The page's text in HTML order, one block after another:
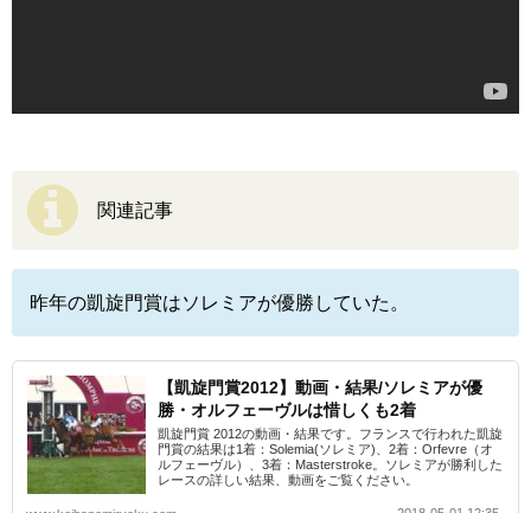
関連記事
昨年の凱旋門賞はソレミアが優勝していた。
【凱旋門賞2012】動画・結果/ソレミアが優
勝・オルフェーヴルは惜しくも2着
凱旋門賞 2012の動画・結果です。フランスで行われた凱旋
門賞の結果は1着：Solemia(ソレミア)、2着：Orfevre（オ
ルフェーヴル）、3着：Masterstroke。ソレミアが勝利した
レースの詳しい結果、動画をご覧ください。